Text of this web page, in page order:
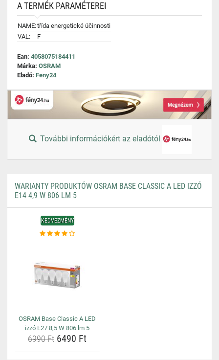
A TERMÉK PARAMÉTEREI
NAME:třída energetické účinnosti
VAL:
F
Ean: 4058075184411
Márka: OSRAM
Eladó: Feny24
További információkért az eladótól
WARIANTY PRODUKTÓW OSRAM BASE CLASSIC A LED IZZÓ
E14 4,9 W 806 LM 5
KEDVEZMÉNY
OSRAM Base Classic A LED
izzó E27 8,5 W 806 lm 5
6990 Ft 6490 Ft